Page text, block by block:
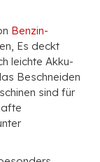
Benzin-
Es deckt
leichte Akku-
Beschneiden
sind für